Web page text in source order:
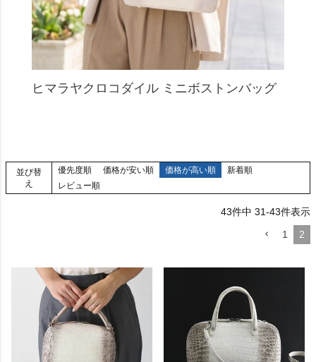
ヒマラヤクロコダイル ミニボストンバッグ
並び替
え
優先度順 価格が安い順 価格が高い順
新着順
レビュー順
43件中 31-43件表示
1
2